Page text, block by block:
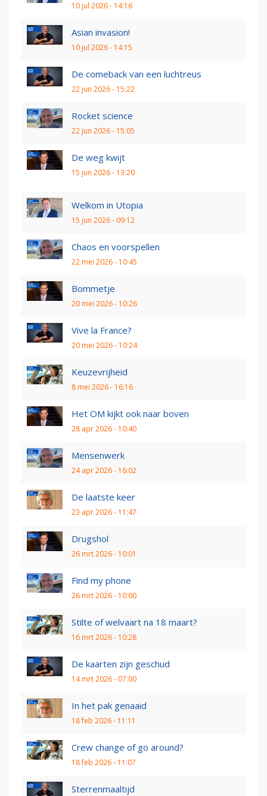
10 jul 2026 - 14:16
Asian invasion!
10 jul 2026 - 14:15
De comeback van een luchtreus
22 jun 2026 - 15:22
Rocket science
22 jun 2026 - 15:05
De weg kwijt
15 jun 2026 - 13:20
Welkom in Utopia
15 jun 2026 - 09:12
Chaos en voorspellen
22 mei 2026 - 10:45
Bommetje
20 mei 2026 - 10:26
Vive la France?
20 mei 2026 - 10:24
Keuzevrijheid
8 mei 2026 - 16:16
Het OM kijkt ook naar boven
28 apr 2026 - 10:40
Mensenwerk
24 apr 2026 - 16:02
De laatste keer
23 apr 2026 - 11:47
Drugshol
26 mrt 2026 - 10:01
Find my phone
26 mrt 2026 - 10:00
Stilte of welvaart na 18 maart?
16 mrt 2026 - 10:28
De kaarten zijn geschud
14 mrt 2026 - 07:00
In het pak genaaid
18 feb 2026 - 11:11
Crew change of go around?
18 feb 2026 - 11:07
Sterrenmaaltijd